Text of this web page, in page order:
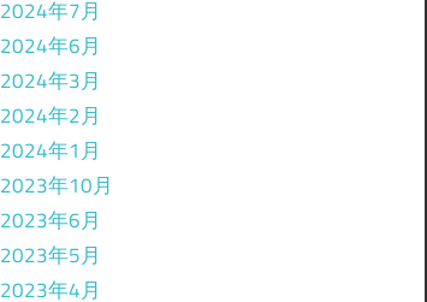
2024年7月
2024年6月
2024年3月
2024年2月
2024年1月
2023年10月
2023年6月
2023年5月
2023年4月